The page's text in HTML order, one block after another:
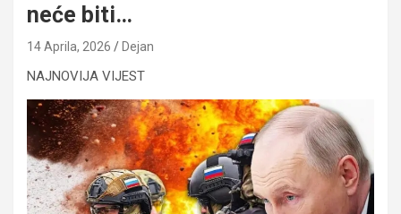
neće biti…
14 Aprila, 2026 Dejan
NAJNOVIJA VIJEST